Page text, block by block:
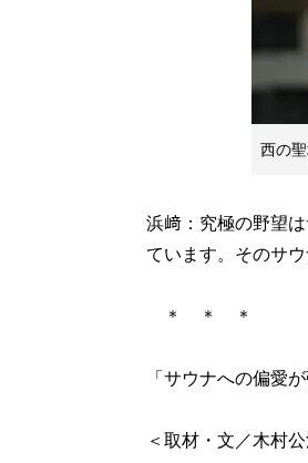
西の
浜﨑：究極の野望
ています。そのサ
＊ ＊ ＊
「サウナへの偏愛